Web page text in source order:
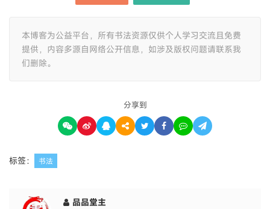
本博客为公益平台，所有书法资源仅供个人学习交流且免费
提供，内容多源自网络公开信息，如涉及版权问题请联系我
们删除。
分享到
标签： 书法
品品堂主